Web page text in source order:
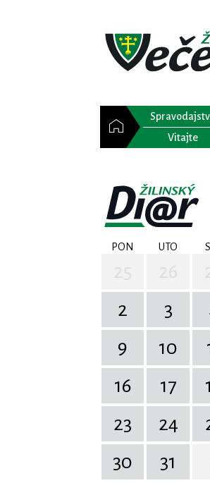
Vitajte
PON UTO
2
3
9
10
16
17
23
24
30
31